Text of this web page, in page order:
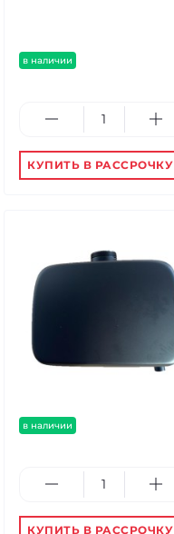
в наличии
КУПИТЬ В РАССРОЧКУ
в наличии
КУПИТЬ В РАССРОЧКУ